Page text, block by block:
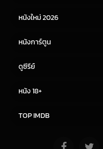
หนังใหม่ 2026
หนังการ์ตูน
ดูซีรีย์
หนัง 18+
TOP IMDB